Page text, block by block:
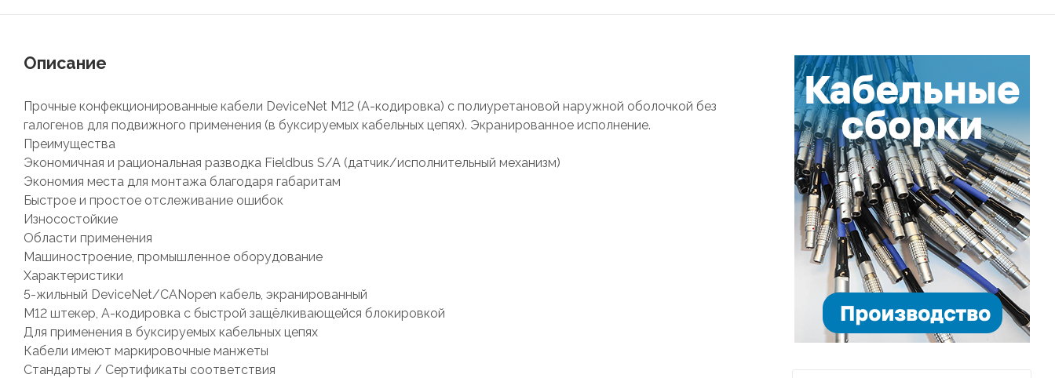
Описание
Прочные конфекционированные кабели DeviceNet М12 (А-кодировка) с полиуретановой наружной оболочкой без
галогенов для подвижного применения (в буксируемых кабельных цепях). Экранированное исполнение.
Преимущества
Экономичная и рациональная разводка Fieldbus S/A (датчик/исполнительный механизм)
Экономия места для монтажа благодаря габаритам
Быстрое и простое отслеживание ошибок
Износостойкие
Области применения
Машиностроение, промышленное оборудование
Характеристики
5-жильный DeviceNet/CANopen кабель, экранированный
M12 штекер, A-кодировка с быстрой защёлкивающейся блокировкой
Для применения в буксируемых кабельных цепях
Кабели имеют маркировочные манжеты
Стандарты / Сертификаты соответствия